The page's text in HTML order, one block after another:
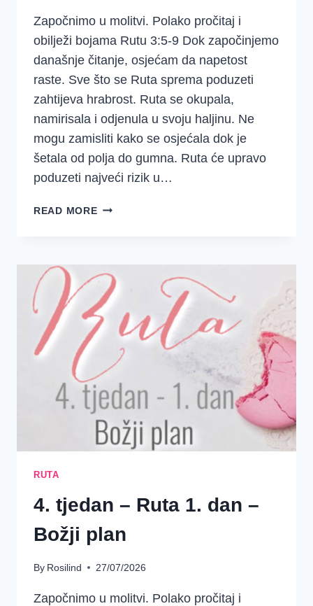
Započnimo u molitvi. Polako pročitaj i
obilježi bojama Rutu 3:5-9 Dok započinjemo
današnje čitanje, osjećam da napetost
raste. Sve što se Ruta sprema poduzeti
zahtijeva hrabrost. Ruta se okupala,
namirisala i odjenula u svoju haljinu. Ne
mogu zamisliti kako se osjećala dok je
šetala od polja do gumna. Ruta će upravo
poduzeti najveći rizik u…
READ MORE4.
2.
DAN
–
RUTINA
HRABROST
RUTA
4. tjedan – Ruta 1. dan –
Božji plan
By Rosilind 27/07/2026
Započnimo u molitvi. Polako pročitaj i